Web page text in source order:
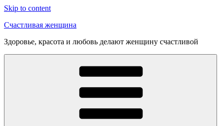
Skip to content
Счастливая женщина
Здоровье, красота и любовь делают женщину счастливой